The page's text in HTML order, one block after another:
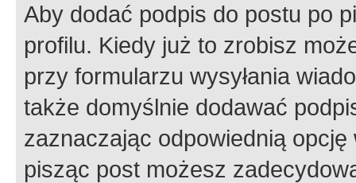
Aby dodać podpis do postu po
profilu. Kiedy już to zrobisz
przy formularzu wysyłania
także domyślnie dodawać
zaznaczając odpowiednią
pisząc post możesz